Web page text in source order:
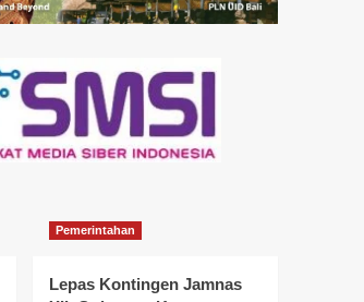
Pemerintahan
Lepas Kontingen Jamnas